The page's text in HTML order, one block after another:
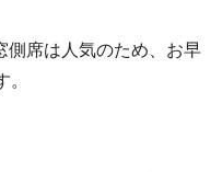
席は人気のため、お早